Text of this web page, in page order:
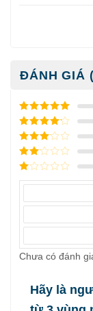
ĐÁNH GIÁ
5/ 5 điểm
4/ 5
điểm
3/ 5
điểm
2/
điểm
1
điểm
Chưa có đánh
Hãy là